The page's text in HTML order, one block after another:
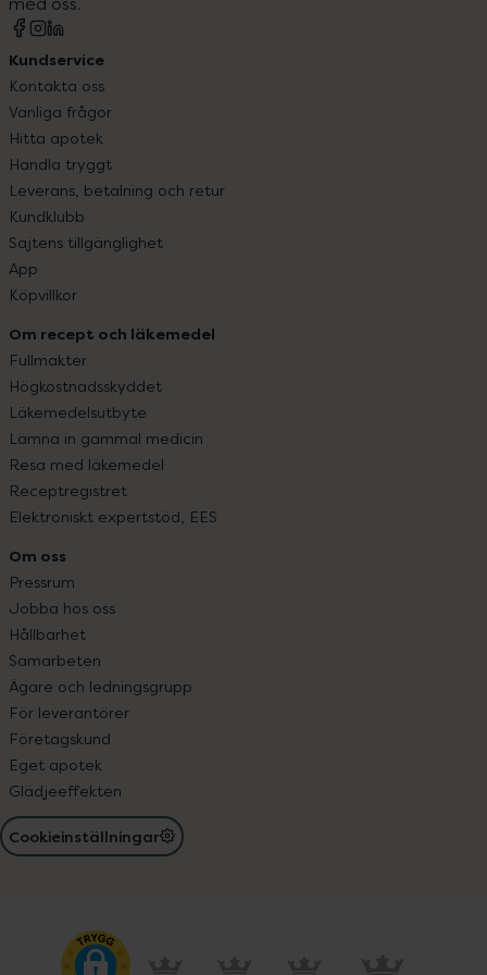
Kundservice
Kontakta oss
Vanliga frågor
Hitta apotek
Handla tryggt
Leverans, betalning och retur
Kundklubb
Sajtens tillgänglighet
App
Köpvillkor
Om recept och läkemedel
Fullmakter
Högkostnadsskyddet
Läkemedelsutbyte
Lämna in gammal medicin
Resa med läkemedel
Receptregistret
Elektroniskt expertstöd, EES
Om oss
Pressrum
Jobba hos oss
Hållbarhet
Samarbeten
Ägare och ledningsgrupp
För leverantörer
Företagskund
Eget apotek
Glädjeeffekten
Cookieinställningar